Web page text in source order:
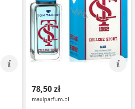
78,50 zł
maxiparfum.pl